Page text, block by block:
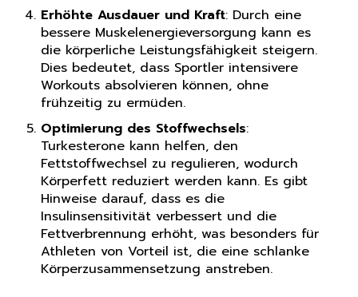
Erhöhte Ausdauer und Kraft: Durch eine
bessere Muskelenergieversorgung kann es
die körperliche Leistungsfähigkeit steigern.
Dies bedeutet, dass Sportler intensivere
Workouts absolvieren können, ohne
frühzeitig zu ermüden.
Optimierung des Stoffwechsels:
Turkesterone kann helfen, den
Fettstoffwechsel zu regulieren, wodurch
Körperfett reduziert werden kann. Es gibt
Hinweise darauf, dass es die
Insulinsensitivität verbessert und die
Fettverbrennung erhöht, was besonders für
Athleten von Vorteil ist, die eine schlanke
Körperzusammensetzung anstreben.